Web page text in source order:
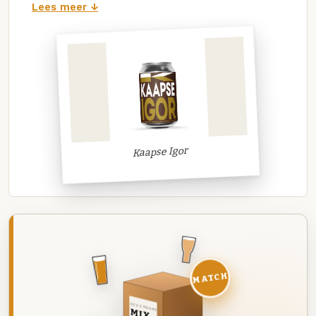
Lees meer ↓
Kaapse Igor
DEZE MAAND
MATCH